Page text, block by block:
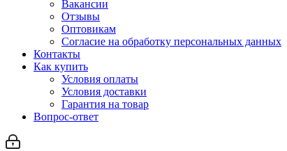
Вакансии
Отзывы
Оптовикам
Cогласие на обработку персональных данных
Контакты
Как купить
Условия оплаты
Условия доставки
Гарантия на товар
Вопрос-ответ